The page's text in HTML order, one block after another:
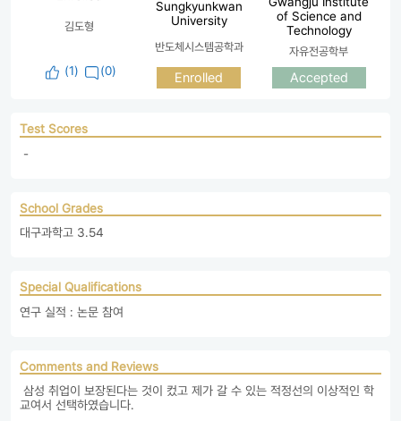
김도형
(1) (0)
Sungkyunkwan
University
반도체시스템공학과
Enrolled
of Science and
Technology
자유전공학부
Accepted
Test Scores
-
School Grades
대구과학고 3.54
Special Qualifications
연구 실적 : 논문 참여
Comments and Reviews
교여서 선택하였습니다.